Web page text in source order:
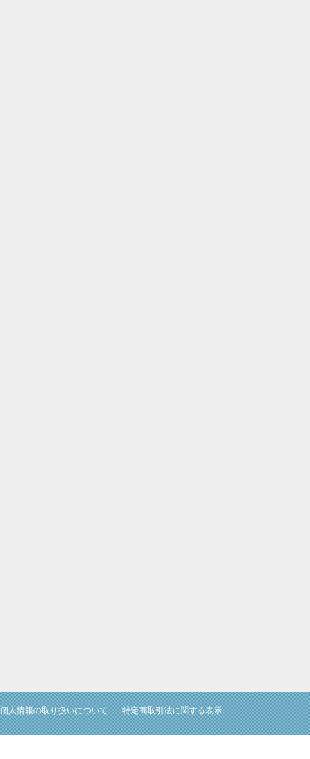
個人情報の取り扱いについて 特定商取引法に関する表示